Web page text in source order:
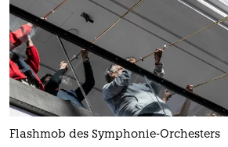
Flashmob des Symphonie-Orchesters